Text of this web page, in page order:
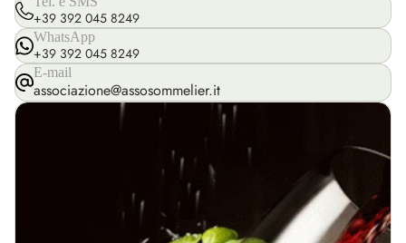
+39 392 045 8249
WhatsApp
+39 392 045 8249
E-mail
associazione@assosommelier.it